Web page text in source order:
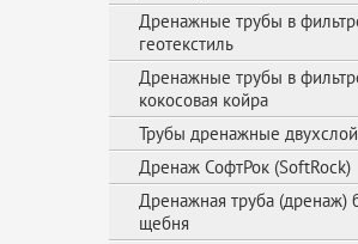
Дренажные трубы в
геотекстиль
Дренажные трубы в
кокосовая койра
Трубы дренажные
Дренаж СофтРок (SoftRock)
Дренажная труба (дренаж)
щебня